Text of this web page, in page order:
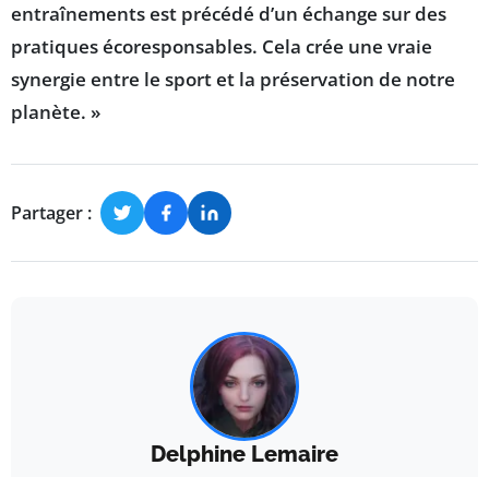
entraînements est précédé d’un échange sur des
pratiques écoresponsables. Cela crée une vraie
synergie entre le sport et la préservation de notre
planète. »
Partager :
Delphine Lemaire